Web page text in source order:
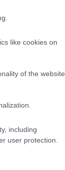
like cookies on
of the website
including
user protection.